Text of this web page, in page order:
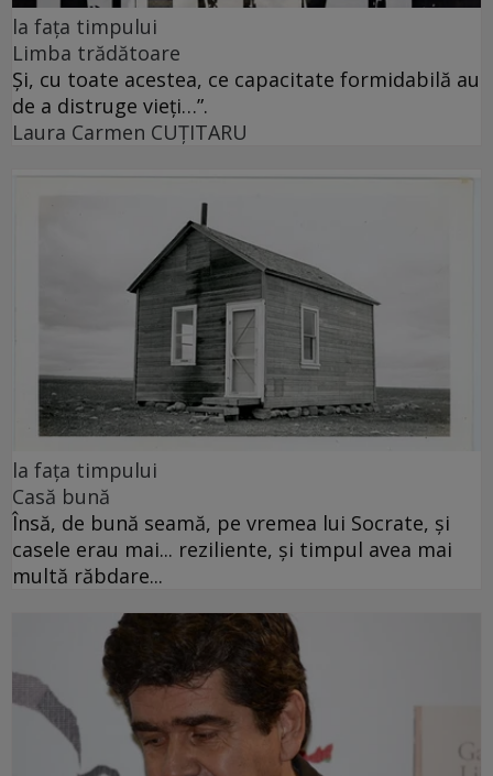
la fața timpului
Limba trădătoare
Și, cu toate acestea, ce capacitate formidabilă au
de a distruge vieți…”.
Laura Carmen CUȚITARU
la fața timpului
Casă bună
Însă, de bună seamă, pe vremea lui Socrate, și
casele erau mai... reziliente, și timpul avea mai
multă răbdare...